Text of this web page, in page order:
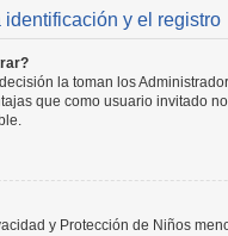
y el registro
la toman los
que como usuario invitado
y Protección de Niños